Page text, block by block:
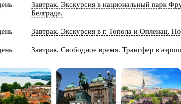
Завтрак. Экскурсия в национальный парк
Белграде.
Завтрак. Экскурсия в г. Топола и Опленац.
Завтрак. Свободное время. Трансфер в